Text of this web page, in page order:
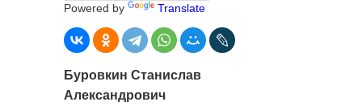
Powered by Translate
Буровкин Станислав
Александрович